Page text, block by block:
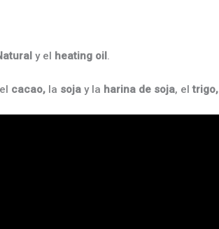
y el heating oil.
el cacao, la soja y la harina de soja, eltrigo,